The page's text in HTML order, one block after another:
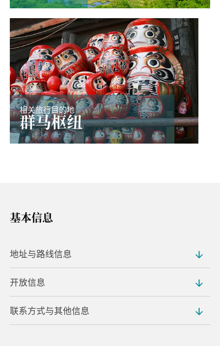
相关旅行目的地
群马枢纽
基本信息
地址与路线信息
地址
Akagiyama, Fujimimachi, Maebashi
开放信息
营业时间
联系方式与其他信息